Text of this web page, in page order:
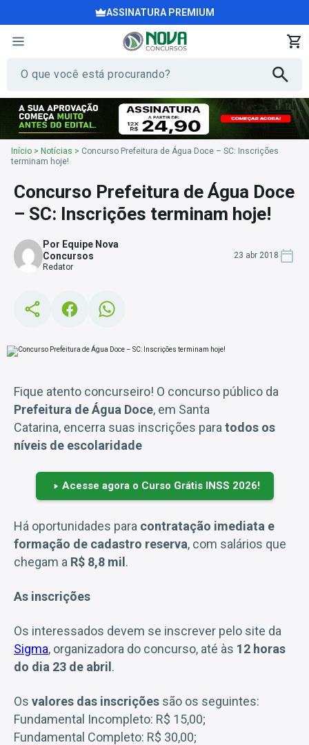
ASSINATURA PREMIUM
Início > Notícias > Concurso Prefeitura de Água Doce – SC: Inscrições
terminam hoje!
Concurso Prefeitura de Água Doce
– SC: Inscrições terminam hoje!
Por Equipe Nova
Concursos
Redator
23 abr 2018
Fique atento concurseiro! O concurso público da
Prefeitura de Água Doce, em Santa
Catarina, encerra suas inscrições para todos os
níveis de escolaridade
Acesse agora o Curso Grátis INSS 2026!
Há oportunidades para contratação imediata e
formação de cadastro reserva, com salários que
chegam a R$ 8,8 mil .
As inscrições
Os interessados devem se inscrever pelo site da
Sigma, organizadora do concurso, até às 12 horas
do dia 23 de abril .
Os valores das inscrições são os seguintes:
Fundamental Incompleto: R$ 15,00;
Fundamental Completo: R$ 30,00;